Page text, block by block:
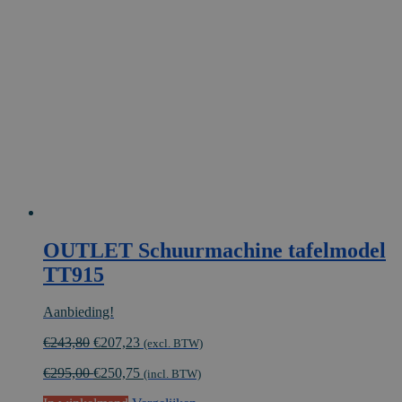
OUTLET Schuurmachine tafelmodel
TT915
Aanbieding!
€243,80 Oorspronkelijke
was:
€207,23Huidige
is:
(excl. BTW)
€295,00€250,75 (incl. BTW)